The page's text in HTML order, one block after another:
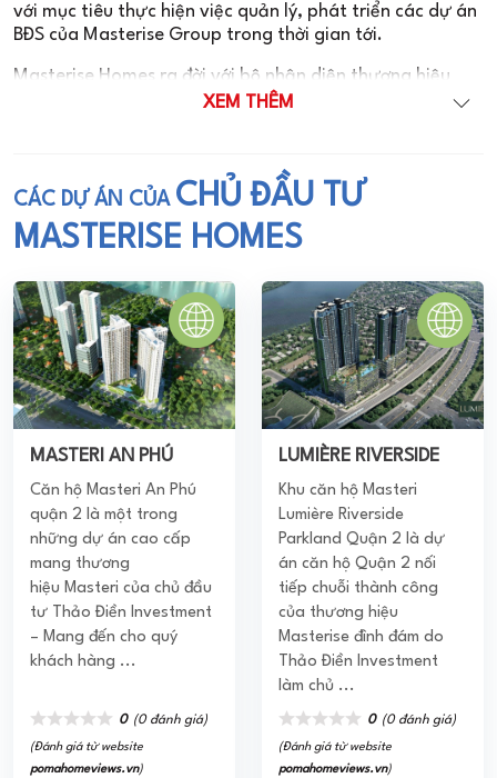
với mục tiêu thực hiện việc quản lý, phát triển các dự án
BĐS của Masterise Group trong thời gian tới.
Masterise Homes ra đời với bộ nhận diện thương hiệu
mới, đã cam kết không ngừng trong việc kiến tạo công
hàng. Đồng thời áp dụng nền tảng công nghệ tiên tiến,
hợp tác cùng với các đối tách hàng đầu trong mọi lĩnh
CĐT Masterise Homes đã phát triển kinh doanh với triết
lý khách hàng là trọng tâm nên đã luôn lắng nghe những
nhu cầu của khách hàng, không ngừng đổi mới mỗi ngày
để hướng tới những trải nghiệm nhằm đáp ứng những
giá trị, cộng đồng nhân văn với sự chân thành cũng như
đóng góp mạnh mẽ cho việc kiến tạo nên một môi
trường, không gian sống bền vững trong tương lai.
XEM THÊM
CÁC DỰ ÁN CỦA CHỦ ĐẦU TƯ
MASTERISE HOMES
MASTERI AN PHÚ
Căn hộ Masteri An Phú
quận 2 là một trong
những dự án cao cấp
mang thương
hiệu Masteri của chủ đầu
tư Thảo Điền Investment
– Mang đến cho quý
khách hàng ...
0 (0 đánh giá)
(Đánh giá từ website
pomahomeviews.vn)
LUMIÈRE RIVERSIDE
Khu căn hộ Masteri
Lumière Riverside
Parkland Quận 2 là dự
án căn hộ Quận 2 nối
tiếp chuỗi thành công
của thương hiệu
Masterise đình đám do
Thảo Điền Investment
làm chủ ...
0 (0 đánh giá)
(Đánh giá từ website
pomahomeviews.vn)